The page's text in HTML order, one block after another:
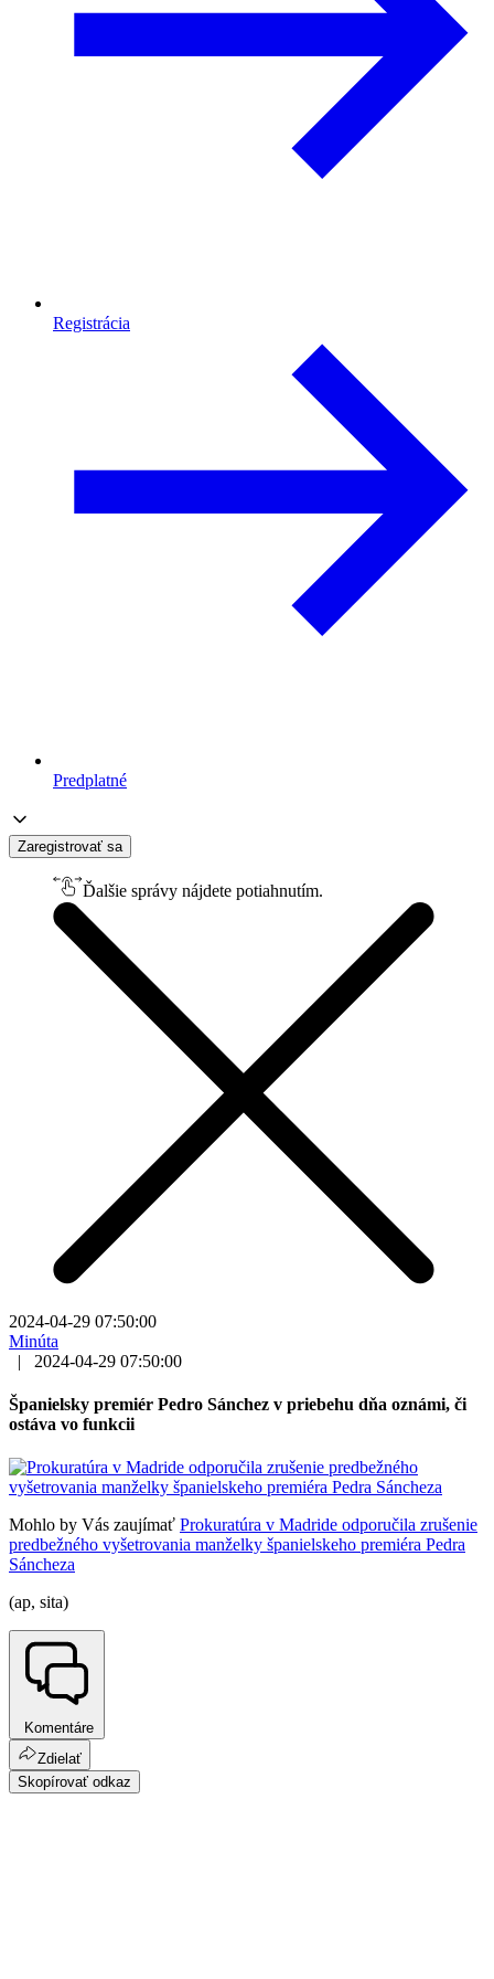
Registrácia
Predplatné
Zaregistrovať sa
Ďalšie správy nájdete potiahnutím.
2024-04-29 07:50:00
Minúta
|
2024-04-29 07:50:00
Španielsky premiér Pedro Sánchez v priebehu dňa oznámi, či
ostáva vo funkcii
Mohlo by Vás zaujímať Prokuratúra v Madride odporučila zrušenie
predbežného vyšetrovania manželky španielskeho premiéra Pedra
Sáncheza
(ap, sita)
Komentáre
Zdielať
Skopírovať odkaz